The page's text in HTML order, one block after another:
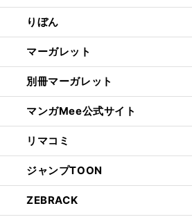
りぼん
マーガレット
別冊マーガレット
マンガMee公式サイト
リマコミ
ジャンプTOON
ZEBRACK